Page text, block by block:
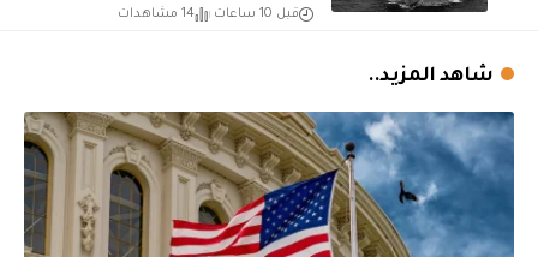
قبل 10 ساعات 14 مشاهدات
شاهد المزيد..